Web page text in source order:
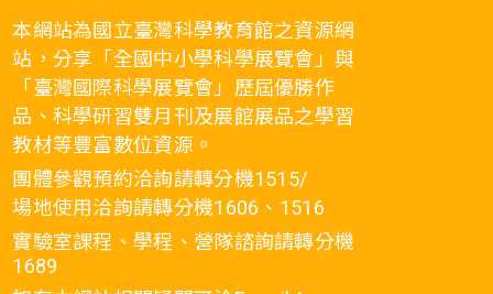
本網站為國立臺灣科學教育館之資源網
站，分享「全國中小學科學展覽會」與
「臺灣國際科學展覽會」歷屆優勝作
品、科學研習雙月刊及展館展品之學習
教材等豐富數位資源。
團體參觀預約洽詢請轉分機1515/
場地使用洽詢請轉分機1606、1516
實驗室課程、學程、營隊諮詢請轉分機
1689